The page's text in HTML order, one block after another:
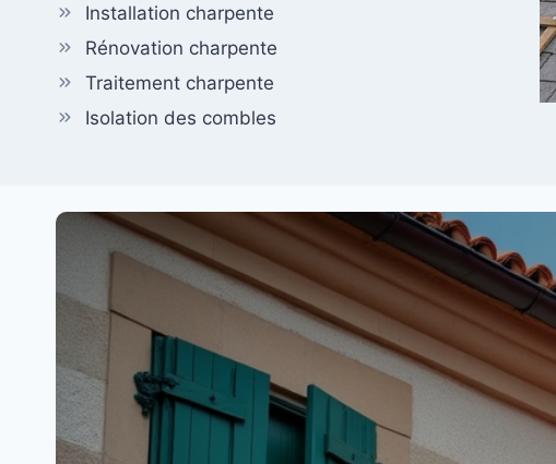
Installation charpente
Rénovation charpente
Traitement charpente
Isolation des combles